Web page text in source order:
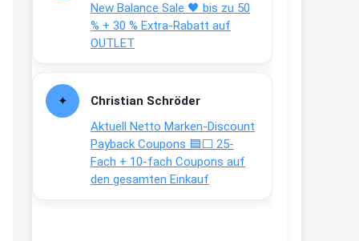
New Balance Sale 🖤 bis zu 50
% + 30 % Extra-Rabatt auf
OUTLET
Christian Schröder
Aktuell Netto Marken-Discount
Payback Coupons 🟦⬜ 25-
Fach + 10-fach Coupons auf
den gesamten Einkauf
Joachim
Gratis personalisierte 7-Tage
Ration Micronährstoffe/ Vitamine
↩
Joachim